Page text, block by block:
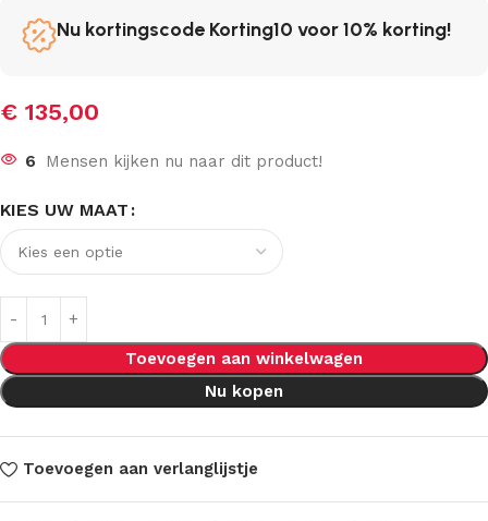
Nu kortingscode Korting10 voor 10% korting!
€ 135,00
6 Mensen kijken nu naar dit product!
KIES UW MAAT
Toevoegen aan winkelwagen
Nu kopen
Toevoegen aan verlanglijstje